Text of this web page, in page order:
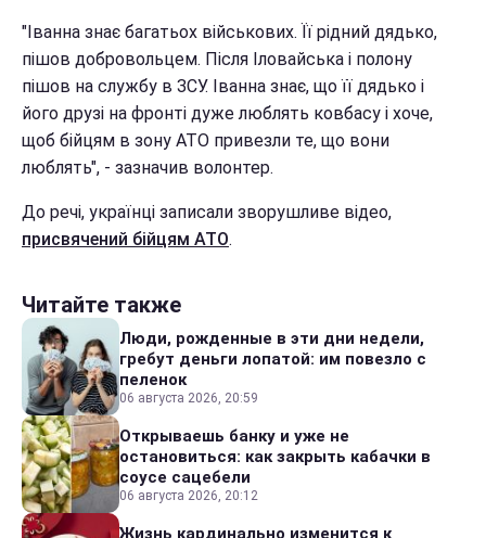
"Іванна знає багатьох військових. Її рідний дядько,
пішов добровольцем. Після Іловайська і полону
пішов на службу в ЗСУ. Іванна знає, що її дядько і
його друзі на фронті дуже люблять ковбасу і хоче,
щоб бійцям в зону АТО привезли те, що вони
люблять", - зазначив волонтер.
До речі, українці записали зворушливе відео,
присвячений бійцям АТО.
Читайте также
Люди, рожденные в эти дни недели,
гребут деньги лопатой: им повезло с
пеленок
06 августа 2026, 20:59
Открываешь банку и уже не
остановиться: как закрыть кабачки в
соусе сацебели
06 августа 2026, 20:12
Жизнь кардинально изменится к